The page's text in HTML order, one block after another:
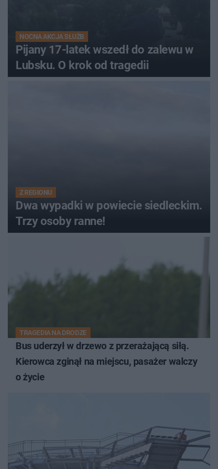
NOCNA AKCJA SŁUŻB
Pijany 17-latek wszedł do zalewu w
Lubsku. O krok od tragedii
Z REGIONU
Dwa wypadki w powiecie siedleckim.
Trzy osoby ranne!
TRAGEDIA NA DRODZE
Bus uderzył w drzewo z przerażającą siłą.
Kierowca zginął na miejscu, pasażer walczy
o życie